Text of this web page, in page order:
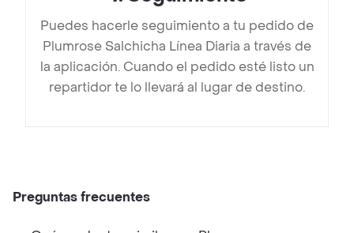
Puedes hacerle seguimiento a tu pedido de
Plumrose Salchicha Línea Diaria a través de
la aplicación. Cuando el pedido esté listo un
repartidor te lo llevará al lugar de destino.
Preguntas frecuentes